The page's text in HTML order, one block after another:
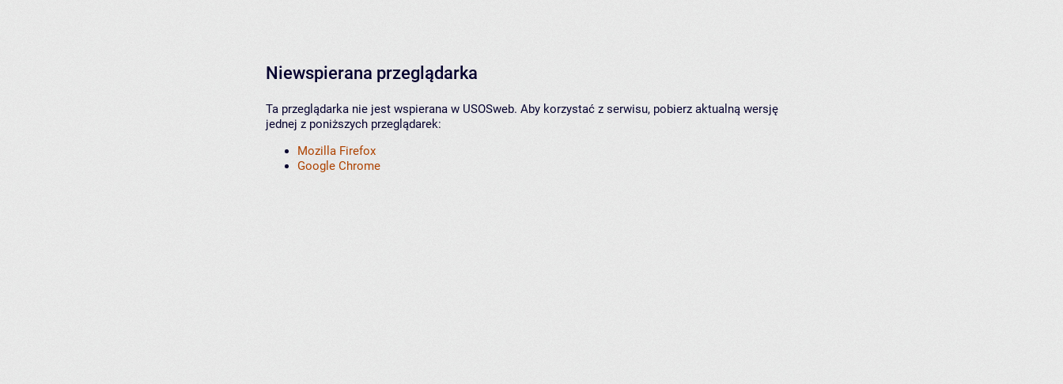
Niewspierana przeglądarka
Ta przeglądarka nie jest wspierana w USOSweb. Aby korzystać z serwisu, pobierz aktualną wersję
jednej z poniższych przeglądarek:
Mozilla Firefox
Google Chrome